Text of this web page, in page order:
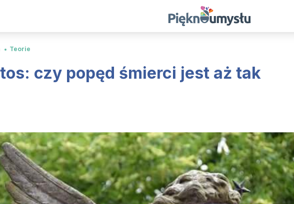
Teorie
czy popęd śmierci jest aż tak